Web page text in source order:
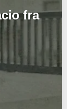
fra